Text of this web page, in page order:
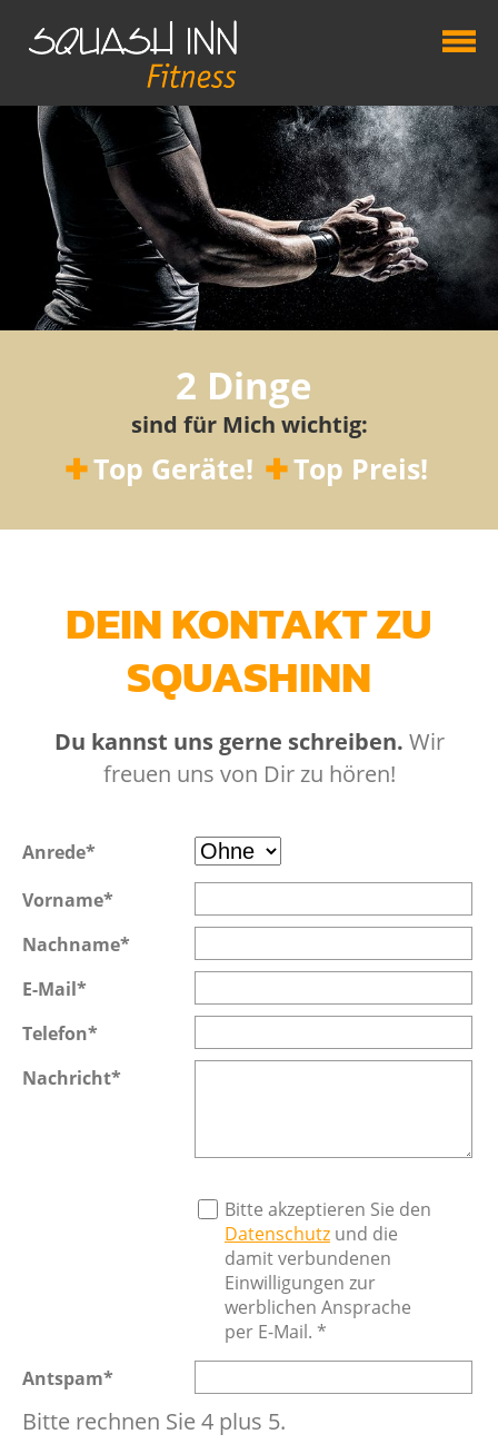
2 Dinge
sind für Mich wichtig:
Top Geräte! Top Preis!
DEIN KONTAKT ZU
SQUASHINN
Du kannst uns gerne schreiben. Wir
freuen uns von Dir zu hören!
Pflichtfeld
Anrede*
Pflichtfeld
Vorname*
Pflichtfeld
Nachname*
Pflichtfeld
E-Mail*
Pflichtfeld
Telefon*
Pflichtfeld
Nachricht*
Bitte akzeptieren Sie den
Datenschutz und die
damit verbundenen
Einwilligungen zur
werblichen Ansprache
per E-Mail. *
Pflichtfeld
Antspam*
Bitte rechnen Sie 4 plus 5.